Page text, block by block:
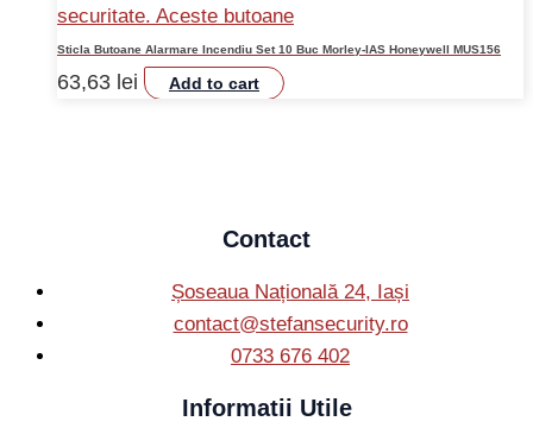
Sticla Butoane Alarmare Incendiu Set 10 Buc Morley-IAS Honeywell MUS156
63,63 lei Add to cart
Contact
Șoseaua Națională 24, Iași
contact@stefansecurity.ro
0733 676 402
Informatii Utile